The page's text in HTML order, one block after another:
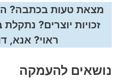
מצאת טעות בכתבה?
זכויות יוצרים?
ראוי? אנא,
נושאים להעמקה